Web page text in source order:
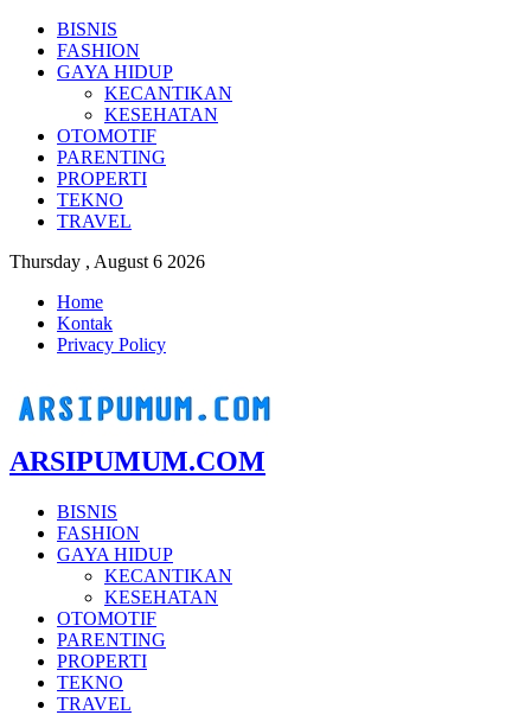
BISNIS
FASHION
GAYA HIDUP
KECANTIKAN
KESEHATAN
OTOMOTIF
PARENTING
PROPERTI
TEKNO
TRAVEL
Thursday , August 6 2026
Home
Kontak
Privacy Policy
ARSIPUMUM.COM
BISNIS
FASHION
GAYA HIDUP
KECANTIKAN
KESEHATAN
OTOMOTIF
PARENTING
PROPERTI
TEKNO
TRAVEL